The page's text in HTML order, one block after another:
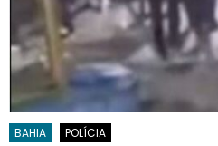
BAHIA POLÍCIA